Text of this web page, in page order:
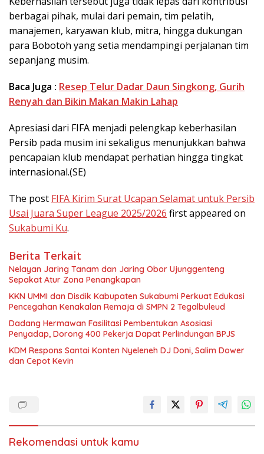
berbagai pihak, mulai dari pemain, tim pelatih,
manajemen, karyawan klub, mitra, hingga dukungan
para Bobotoh yang setia mendampingi perjalanan tim
sepanjang musim.
Baca Juga : Resep Telur Dadar Daun Singkong, Gurih
Renyah dan Bikin Makan Makin Lahap
Apresiasi dari FIFA menjadi pelengkap keberhasilan
Persib pada musim ini sekaligus menunjukkan bahwa
pencapaian klub mendapat perhatian hingga tingkat
internasional.(SE)
The post FIFA Kirim Surat Ucapan Selamat untuk Persib
Usai Juara Super League 2025/2026 first appeared on
Sukabumi Ku.
Berita Terkait
Nelayan Jaring Tanam dan Jaring Obor Ujunggenteng
Sepakat Atur Zona Penangkapan
KKN UMMI dan Disdik Kabupaten Sukabumi Perkuat Edukasi
Pencegahan Kenakalan Remaja di SMPN 2 Tegalbuleud
Dadang Hermawan Fasilitasi Pembentukan Asosiasi
Penyadap, Dorong 400 Pekerja Dapat Perlindungan BPJS
KDM Respons Santai Konten Nyeleneh DJ Doni, Salim Dower
dan Cepot Kevin
Rekomendasi untuk kamu